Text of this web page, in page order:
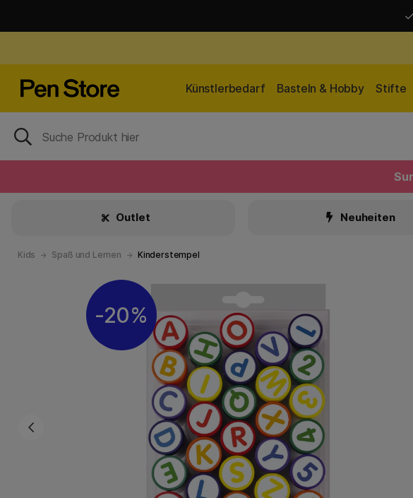
Künstlerbedarf Basteln & Hobby Stifte
Outlet Neuheiten
Kids Spaß und Lernen Kinderstempel
20%